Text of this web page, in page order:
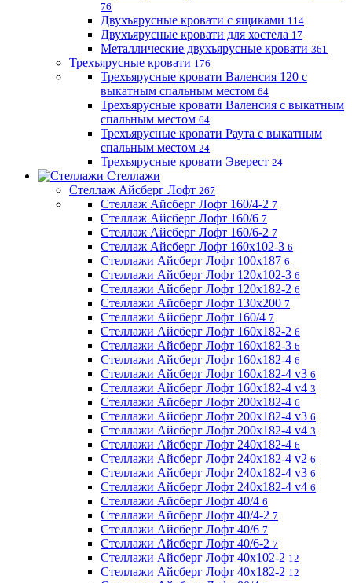
76
Двухъярусные кровати с ящиками 114
Двухъярусные кровати для хостела 17
Металлические двухъярусные кровати 361
Трехъярусные кровати 176
Трехъярусные кровати Валенсия 120 с
выкатным спальным местом 64
Трехъярусные кровати Валенсия с выкатным
спальным местом 64
Трехъярусные кровати Раута с выкатным
спальным местом 24
Трехъярусные кровати Эверест 24
Стеллажи
Стеллаж Айсберг Лофт 267
Стеллаж Айсберг Лофт 160/4-2 7
Стеллаж Айсберг Лофт 160/6 7
Стеллаж Айсберг Лофт 160/6-2 7
Стеллаж Айсберг Лофт 160х102-3 6
Стеллажи Айсберг Лофт 100х187 6
Стеллажи Айсберг Лофт 120х102-3 6
Стеллажи Айсберг Лофт 120х182-2 6
Стеллажи Айсберг Лофт 130х200 7
Стеллажи Айсберг Лофт 160/4 7
Стеллажи Айсберг Лофт 160х182-2 6
Стеллажи Айсберг Лофт 160х182-3 6
Стеллажи Айсберг Лофт 160х182-4 6
Стеллажи Айсберг Лофт 160х182-4 v3 6
Стеллажи Айсберг Лофт 160х182-4 v4 3
Стеллажи Айсберг Лофт 200х182-4 6
Стеллажи Айсберг Лофт 200х182-4 v3 6
Стеллажи Айсберг Лофт 200х182-4 v4 3
Стеллажи Айсберг Лофт 240х182-4 6
Стеллажи Айсберг Лофт 240х182-4 v2 6
Стеллажи Айсберг Лофт 240х182-4 v3 6
Стеллажи Айсберг Лофт 240х182-4 v4 6
Стеллажи Айсберг Лофт 40/4 6
Стеллажи Айсберг Лофт 40/4-2 7
Стеллажи Айсберг Лофт 40/6 7
Стеллажи Айсберг Лофт 40/6-2 7
Стеллажи Айсберг Лофт 40х102-2 12
Стеллажи Айсберг Лофт 40х182-2 12